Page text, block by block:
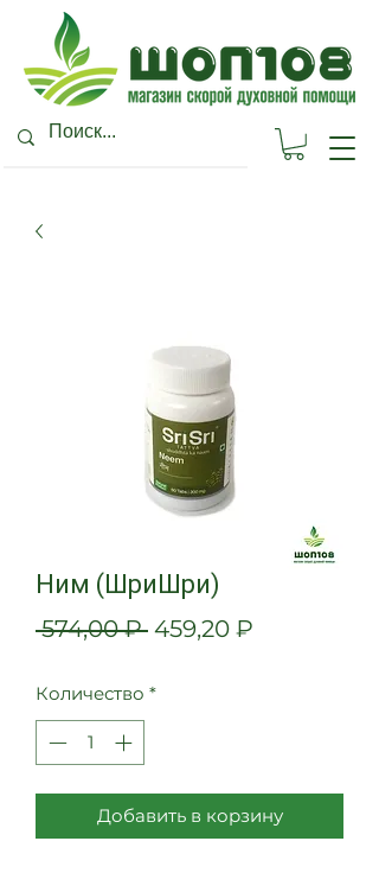
Ним (ШриШри)
574,00 ₽ Обычная
459,20 ₽
Количество *
Добавить в корзину